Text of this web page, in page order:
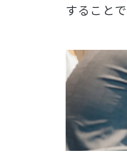
すること